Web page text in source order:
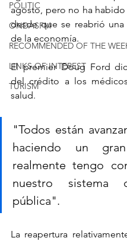
POLITIC
ONDASFM
RECOMMENDED OF THE
LINKS OF INTEREST
TURISM
agosto, pero no ha
desde que se reabrió una
de la economía.
El premier Doug Ford
del crédito a los
salud.
"Todos están
haciendo un
realmente tengo
nuestro sistema
pública".
La reapertura